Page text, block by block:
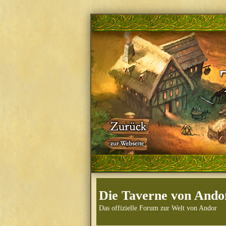
Die Taverne von
Das offizielle Forum zur Welt von Andor